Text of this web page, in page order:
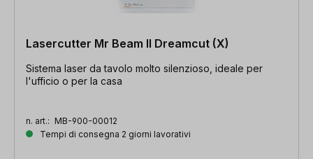
Lasercutter Mr Beam II Dreamcut (X)
Sistema laser da tavolo molto silenzioso, ideale per
l'ufficio o per la casa
n. art.: MB-900-00012
Tempi di consegna 2 giorni lavorativi